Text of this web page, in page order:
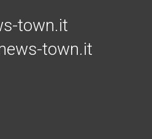
town.it
town.it